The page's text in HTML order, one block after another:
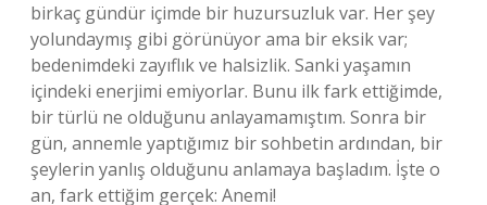
birkaç gündür içimde bir huzursuzluk var. Her şey
yolundaymış gibi görünüyor ama bir eksik var;
bedenimdeki zayıflık ve halsizlik. Sanki yaşamın
içindeki enerjimi emiyorlar. Bunu ilk fark ettiğimde,
bir türlü ne olduğunu anlayamamıştım. Sonra bir
gün, annemle yaptığımız bir sohbetin ardından, bir
şeylerin yanlış olduğunu anlamaya başladım. İşte o
an, fark ettiğim gerçek: Anemi!